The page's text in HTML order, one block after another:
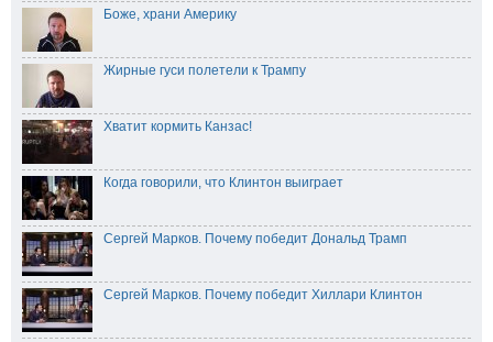
Боже, храни Америку
Жирные гуси полетели к Трампу
Хватит кормить Канзас!
Когда говорили, что Клинтон выиграет
Сергей Марков. Почему победит Дональд Трамп
Сергей Марков. Почему победит Хиллари Клинтон